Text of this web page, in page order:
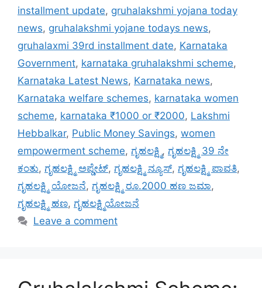
installment update, gruhalakshmi yojana today
news, gruhalakshmi yojane todays news,
gruhalaxmi 39rd installment date, Karnataka
Government, karnataka gruhalakshmi scheme,
Karnataka Latest News, Karnataka news,
Karnataka welfare schemes, karnataka women
scheme, karnataka ₹1000 or ₹2000, Lakshmi
Hebbalkar, Public Money Savings, women
empowerment scheme, ಗೃಹಲಕ್ಷ್ಮಿ, ಗೃಹಲಕ್ಷ್ಮಿ 39 ನೇ
ಕಂತು, ಗೃಹಲಕ್ಷ್ಮಿ ಅಪ್ಡೇಟ್, ಗೃಹಲಕ್ಷ್ಮಿ ನ್ಯೂಸ್, ಗೃಹಲಕ್ಷ್ಮಿ ಪಾವತಿ,
ಗೃಹಲಕ್ಷ್ಮಿ ಯೋಜನೆ, ಗೃಹಲಕ್ಷ್ಮಿ ರೂ.2000 ಹಣ ಜಮಾ,
ಗೃಹಲಕ್ಷ್ಮಿ ಹಣ, ಗೃಹಲಕ್ಷ್ಮಿಯೋಜನೆ
Leave a comment